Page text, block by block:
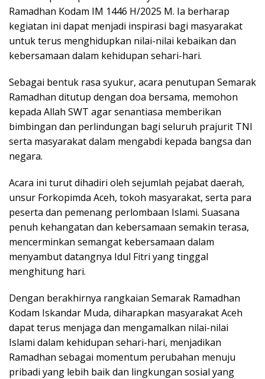
Ramadhan Kodam IM 1446 H/2025 M. Ia berharap
kegiatan ini dapat menjadi inspirasi bagi masyarakat
untuk terus menghidupkan nilai-nilai kebaikan dan
kebersamaan dalam kehidupan sehari-hari.
Sebagai bentuk rasa syukur, acara penutupan Semarak
Ramadhan ditutup dengan doa bersama, memohon
kepada Allah SWT agar senantiasa memberikan
bimbingan dan perlindungan bagi seluruh prajurit TNI
serta masyarakat dalam mengabdi kepada bangsa dan
negara.
Acara ini turut dihadiri oleh sejumlah pejabat daerah,
unsur Forkopimda Aceh, tokoh masyarakat, serta para
peserta dan pemenang perlombaan Islami. Suasana
penuh kehangatan dan kebersamaan semakin terasa,
mencerminkan semangat kebersamaan dalam
menyambut datangnya Idul Fitri yang tinggal
menghitung hari.
Dengan berakhirnya rangkaian Semarak Ramadhan
Kodam Iskandar Muda, diharapkan masyarakat Aceh
dapat terus menjaga dan mengamalkan nilai-nilai
Islami dalam kehidupan sehari-hari, menjadikan
Ramadhan sebagai momentum perubahan menuju
pribadi yang lebih baik dan lingkungan sosial yang